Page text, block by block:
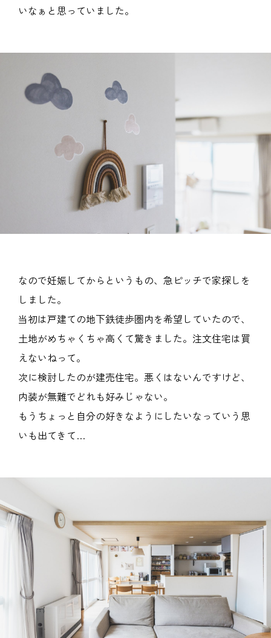
いなぁと思っていました。
なので妊娠してからというもの、急ピッチで家探しを
しました。
当初は戸建ての地下鉄徒歩圏内を希望していたので、
土地がめちゃくちゃ高くて驚きました。注文住宅は買
えないねって。
次に検討したのが建売住宅。悪くはないんですけど、
内装が無難でどれも好みじゃない。
もうちょっと自分の好きなようにしたいなっていう思
いも出てきて…